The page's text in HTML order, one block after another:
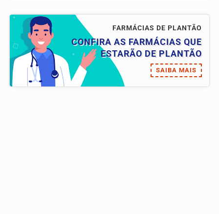
FARMÁCIAS DE PLANTÃO
CONFIRA AS FARMÁCIAS QUE
ESTARÃO DE PLANTÃO
SAIBA MAIS